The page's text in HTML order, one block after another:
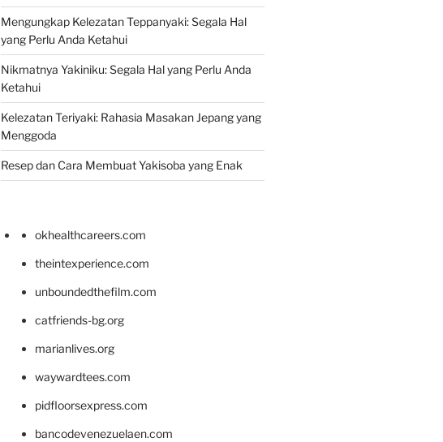
Mengungkap Kelezatan Teppanyaki: Segala Hal
yang Perlu Anda Ketahui
Nikmatnya Yakiniku: Segala Hal yang Perlu Anda
Ketahui
Kelezatan Teriyaki: Rahasia Masakan Jepang yang
Menggoda
Resep dan Cara Membuat Yakisoba yang Enak
okhealthcareers.com
theintexperience.com
unboundedthefilm.com
catfriends-bg.org
marianlives.org
waywardtees.com
pidfloorsexpress.com
bancodevenezuelaen.com